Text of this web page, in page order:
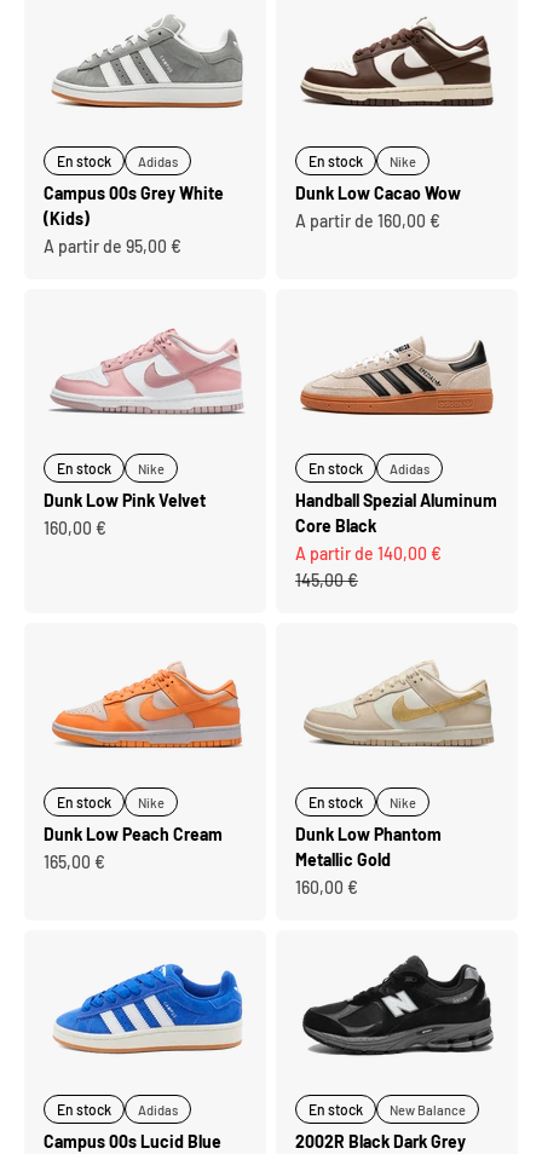
En stock Adidas
Campus 00s Grey White
(Kids)
Prix de vente
A partir de 95,00 €
En stock Nike
Dunk Low Cacao Wow
Prix de vente
A partir de 160,00 €
En stock Nike
Dunk Low Pink Velvet
Prix de vente
160,00 €
En stock Adidas
Handball Spezial Aluminum
Core Black
Prix de vente
A partir de 140,00 €
Prix normal
145,00 €
En stock Nike
Dunk Low Peach Cream
Prix de vente
165,00 €
En stock Nike
Dunk Low Phantom
Metallic Gold
Prix de vente
160,00 €
En stock Adidas
Campus 00s Lucid Blue
En stock New Balance
2002R Black Dark Grey